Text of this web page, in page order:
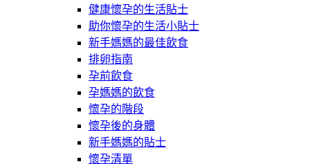
健康懷孕的生活貼士
助你懷孕的生活小貼士
新手媽媽的最佳飲食
排卵指南
孕前飲食
孕媽媽的飲食
懷孕的階段
懷孕後的身體
新手媽媽的貼士
懷孕清單